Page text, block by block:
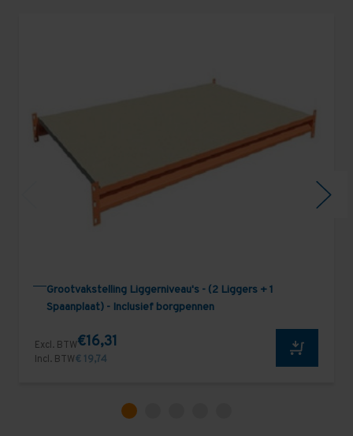
Grootvakstelling Liggerniveau's - (2 Liggers + 1
Spaanplaat) - Inclusief borgpennen
Excl. BTW€16,31
Incl. BTW€ 19,74